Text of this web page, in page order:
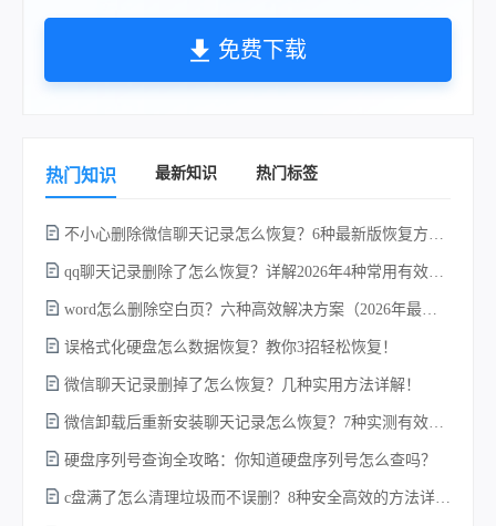
免费下载
热门知识 最新知识 热门标签
不小心删除微信聊天记录怎么恢复？6种最新版恢复方法对比，选对方案找回率提升80%！
qq聊天记录删除了怎么恢复？详解2026年4种常用有效的方法（支持.db数据库提取）
word怎么删除空白页？六种高效解决方案（2026年最新实操指南）！
误格式化硬盘怎么数据恢复？教你3招轻松恢复！
微信聊天记录删掉了怎么恢复？几种实用方法详解！
微信卸载后重新安装聊天记录怎么恢复？7种实测有效的恢复方案详解！
硬盘序列号查询全攻略：你知道硬盘序列号怎么查吗？
c盘满了怎么清理垃圾而不误删？8种安全高效的方法详解+误删恢复指南！